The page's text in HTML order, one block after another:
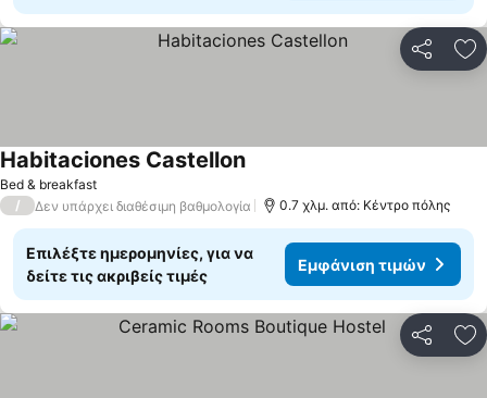
Bed & breakfast
Habitaciones Castellon
/ Δεν υπάρχει διαθέσιμη βαθμολογία 0.7 χλμ. από: Κέντρο πόλης
Επιλέξτε ημερομηνίες, για να
δείτε τις ακριβείς τιμές
Εμφάνιση τιμών